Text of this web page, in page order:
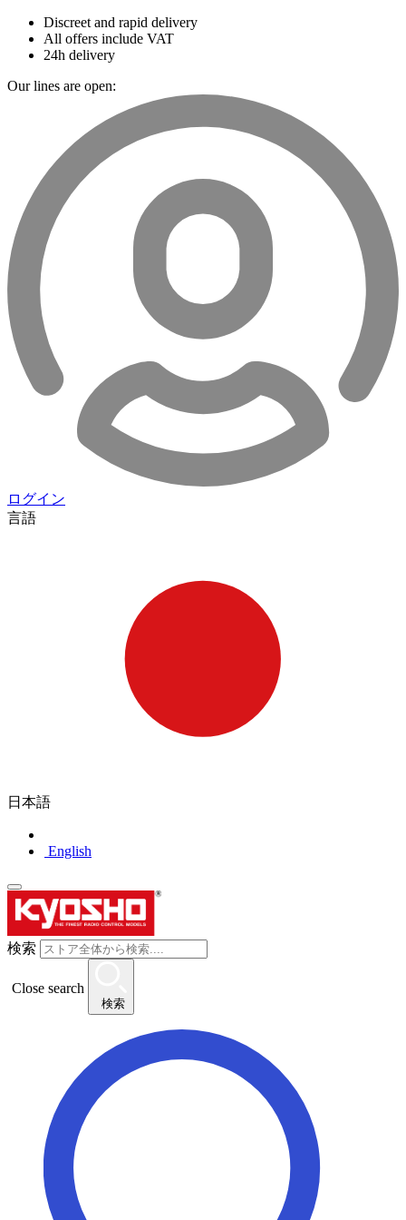
Discreet and rapid delivery
All offers include VAT
24h delivery
Our lines are open:
ログイン
言語
日本語
English
検索
Close search
検索